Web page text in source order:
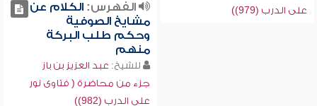
على الدرب (979))
الفهرس:الكلام عن
مشايخ الصوفية
وحكم طلب البركة
منهم
للشيخ: عبد العزيز بن باز
جزء من محاضرة ( فتاوى نور
على الدرب (982))